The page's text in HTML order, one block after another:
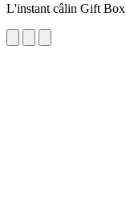
L'instant câlin Gift